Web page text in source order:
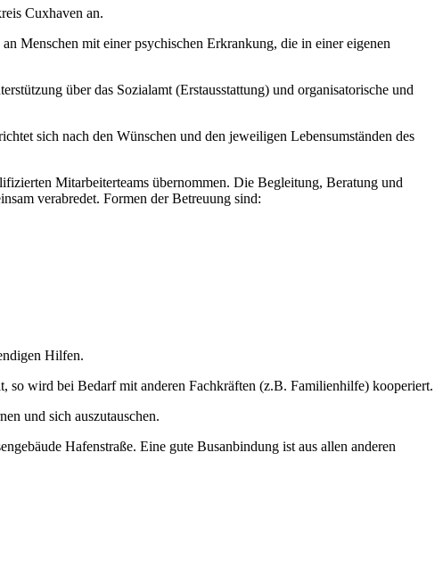
Cuxhaven an.
Menschen mit einer psychischen Erkrankung, die in einer eigenen
über das Sozialamt (Erstausstattung) und organisatorische und
sich nach den Wünschen und den jeweiligen Lebensumständen des
Mitarbeiterteams übernommen. Die Begleitung, Beratung und
verabredet. Formen der Betreuung sind:
Hilfen.
wird bei Bedarf mit anderen Fachkräften (z.B. Familienhilfe) kooperiert.
und sich auszutauschen.
Hafenstraße. Eine gute Busanbindung ist aus allen anderen